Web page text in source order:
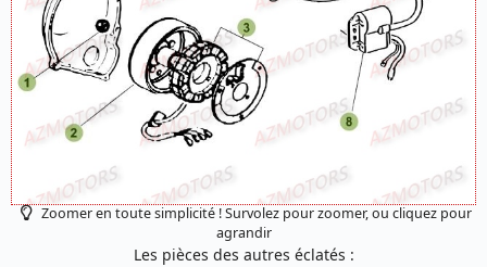
Zoomer en toute simplicité ! Survolez pour zoomer, ou cliquez pour
agrandir
Les pièces des autres éclatés :